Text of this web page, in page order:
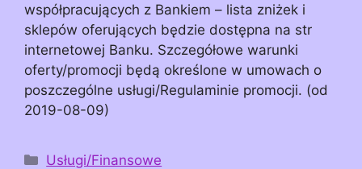
współpracujących z Bankiem – lista zniżek i
sklepów oferujących będzie dostępna na str
internetowej Banku. Szczegółowe warunki
oferty/promocji będą określone w umowach o
poszczególne usługi/Regulaminie promocji. (od
2019-08-09)
Kategorie
Usługi/Finansowe